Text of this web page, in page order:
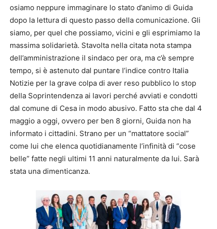
osiamo neppure immaginare lo stato d’animo di Guida
dopo la lettura di questo passo della comunicazione. Gli
siamo, per quel che possiamo, vicini e gli esprimiamo la
massima solidarietà. Stavolta nella citata nota stampa
dell’amministrazione il sindaco per ora, ma c’è sempre
tempo, si è astenuto dal puntare l’indice contro Italia
Notizie per la grave colpa di aver reso pubblico lo stop
della Soprintendenza ai lavori perché avviati e condotti
dal comune di Cesa in modo abusivo. Fatto sta che dal 4
maggio a oggi, ovvero per ben 8 giorni, Guida non ha
informato i cittadini. Strano per un “mattatore social”
come lui che elenca quotidianamente l’infinità di “cose
belle” fatte negli ultimi 11 anni naturalmente da lui. Sarà
stata una dimenticanza.